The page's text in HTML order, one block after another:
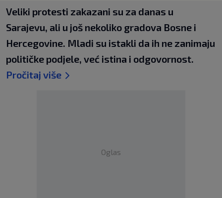
Veliki protesti zakazani su za danas u
Sarajevu, ali u još nekoliko gradova Bosne i
Hercegovine. Mladi su istakli da ih ne zanimaju
političke podjele, već istina i odgovornost.
Pročitaj više
Oglas